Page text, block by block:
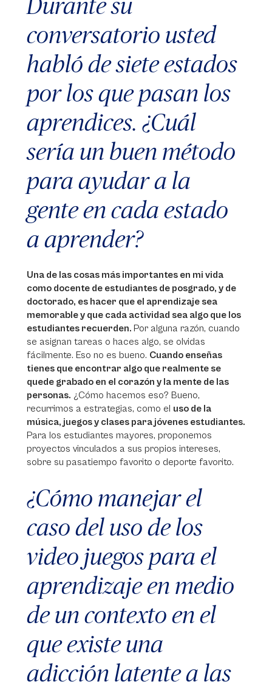
conversatorio usted
habló de siete estados
por los que pasan los
aprendices. ¿Cuál
sería un buen método
para ayudar a la
gente en cada estado
a aprender?
Una de las cosas más importantes en mi vida
como docente de estudiantes de posgrado, y de
doctorado, es hacer que el aprendizaje sea
memorable y que cada actividad sea algo que los
estudiantes recuerden. Por alguna razón, cuando
se asignan tareas o haces algo, se olvidas
fácilmente. Eso no es bueno. Cuando enseñas
tienes que encontrar algo que realmente se
quede grabado en el corazón y la mente de las
personas. ¿Cómo hacemos eso? Bueno,
recurrimos a estrategias, como el uso de la
música, juegos y clases para jóvenes estudiantes.
Para los estudiantes mayores, proponemos
proyectos vinculados a sus propios intereses,
sobre su pasatiempo favorito o deporte favorito.
¿Cómo manejar el
caso del uso de los
video juegos para el
aprendizaje en medio
de un contexto en el
que existe una
adicción latente a las